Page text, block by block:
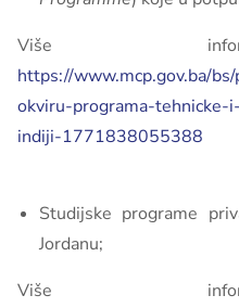
Više
https://www.mcp.gov.ba/
okviru-programa-tehnicke-
indiji-1771838055388
Studijske programe
Jordanu;
Više